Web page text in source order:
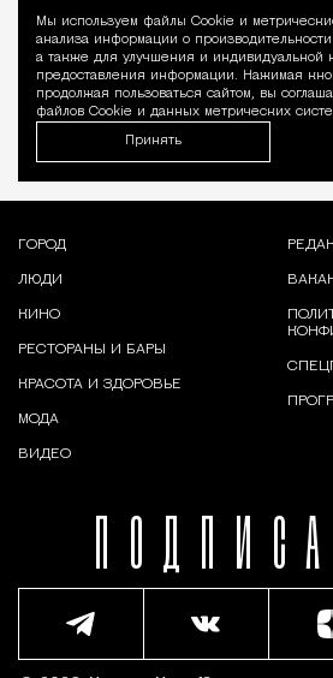
Мы используем файлы Сookie и
анализа информации о
а также для улучшения и индивидуальной
предоставления информации. Нажимая
продолжая пользоваться сайтом, вы
файлов Cookie и данных метрических
Принять
ГОРОД
ЛЮДИ
КИНО
РЕСТОРАНЫ И БАРЫ
КРАСОТА И ЗДОРОВЬЕ
МОДА
ВИДЕО